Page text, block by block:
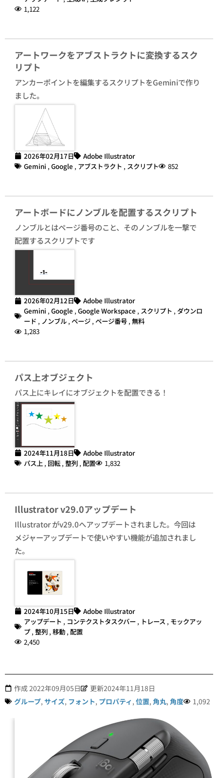
1,122
アートワークをアブストラクトに変換するスク
リプト
アンカーポイントを編集するスクリプトをGeminiで作り
ました。
2026年02月17日
Adobe Illustrator
Gemini , Google , アブストラクト , スクリプト 852
アートボードにノンブルを配置するスクリプト
ノンブルとはページ番号のこと、そのノンブルを一撃で
配置するスクリプトです
2026年02月12日
Adobe Illustrator
Gemini , Google , Google Workspace , スクリプト , ダウンロ
ード , ノンブル , ページ , ページ番号 , 無料
1,283
パス上オブジェクト
パス上にキレイにオブジェクトを配置できる！
2024年11月18日
Adobe Illustrator
パス上 , 回転 , 整列 , 配置 1,832
Illustrator v29.0アップデート
Illustrator がv29.0へアップデートされました。今回は
メジャーアップデートで使いやすい機能が追加されまし
た。
2024年10月15日
Adobe Illustrator
アップデート , コンテクストタスクバー , トレース , モックアッ
プ, 整列 , 移動 , 配置
2,450
作成 2022年09月05日
更新2024年11月18日
グループ, サイズ, フォント, プロパティ, 位置, 角丸, 角度 1,092